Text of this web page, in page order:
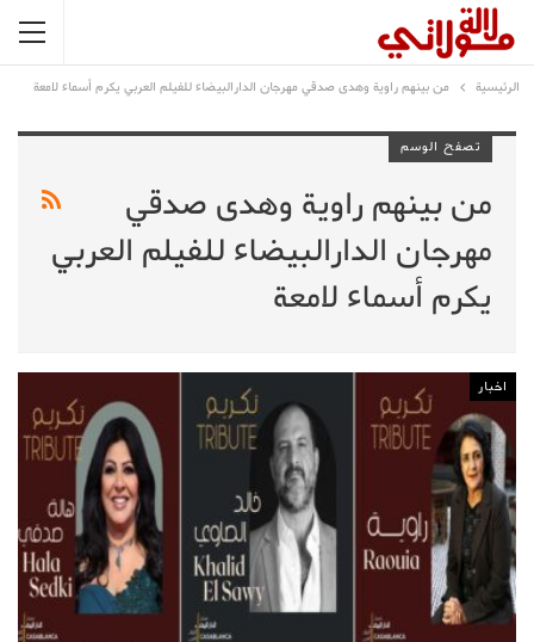
الرئيسية من بينهم راوية وهدى صدقي مهرجان الدارالبيضاء للفيلم العربي يكرم أسماء لامعة
تصفح الوسم
من بينهم راوية وهدى صدقي
مهرجان الدارالبيضاء للفيلم العربي
يكرم أسماء لامعة
اخبار